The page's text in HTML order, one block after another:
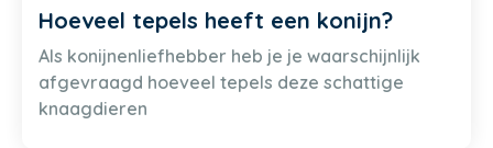
Hoeveel tepels heeft een konijn?
Als konijnenliefhebber heb je je waarschijnlijk
afgevraagd hoeveel tepels deze schattige
knaagdieren